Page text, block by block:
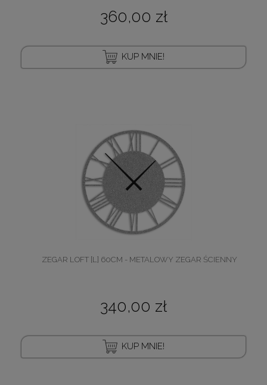
360,00 zł
KUP MNIE!
ZEGAR LOFT [L] 60CM - METALOWY ZEGAR ŚCIENNY
340,00 zł
KUP MNIE!